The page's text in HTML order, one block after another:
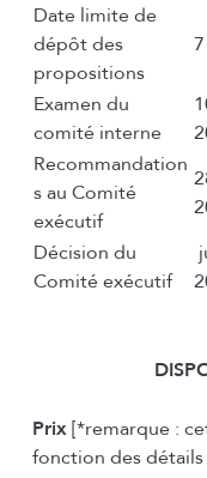
Date limite de
dépôt des
propositions
Examen du
comité interne
Recommandation
s au Comité
exécutif
Décision du
Comité exécutif
Prix[*remarque :
fonction des détails